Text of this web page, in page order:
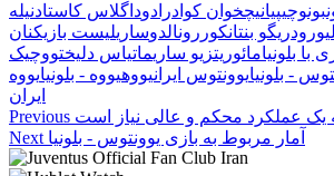
بونوچیپیانیچخوان کوادرادوداگلاس کاستادنیله
رودریگو بنتانکور رونالدوساریلیست بازیکنان
بلونیامائوریتزیو ساریماتیاس دلیختووچیک
- بلونیایوونتوس ایرانیووهیووه - بلونیایووه
ایران
Previous یک عملکرد محکم و عالی نیاز است
Next آمار مربوط به بازی یوونتوس - بلونیا